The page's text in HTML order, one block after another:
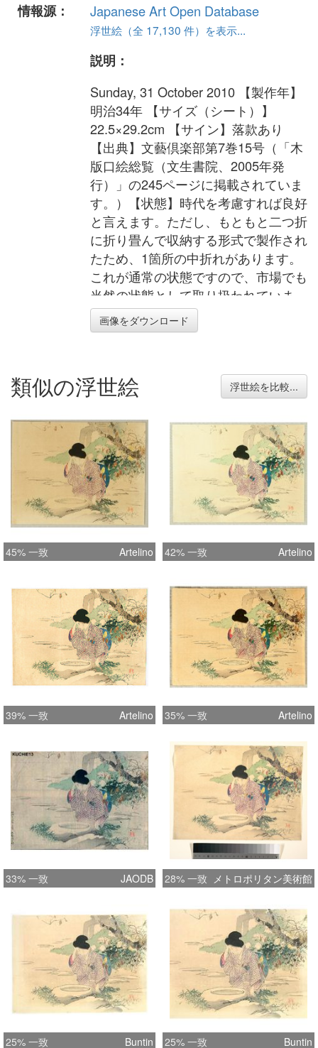
情報源：
Japanese Art Open Database
浮世絵（全 17,130 件）を表示...
説明：
Sunday, 31 October 2010 【製作年】
明治34年 【サイズ（シート）】
22.5×29.2cm 【サイン】落款あり
【出典】文藝倶楽部第7巻15号（「木
版口絵総覧（文生書院、2005年発
行）」の245ページに掲載されていま
す。）【状態】時代を考慮すれば良好
と言えます。ただし、もともと二つ折
に折り畳んで収納する形式で製作され
たため、1箇所の中折れがあります。
これが通常の状態ですので、市場でも
当然の状態として取り扱われていま
す。
画像をダウンロード
類似の浮世絵 浮世絵を比較...
45% 一致 Artelino 42% 一致 Artelino
39% 一致 Artelino 35% 一致 Artelino
33% 一致 JAODB 28% 一致 メトロポリタン美術館
25% 一致 Buntin 25% 一致 Buntin